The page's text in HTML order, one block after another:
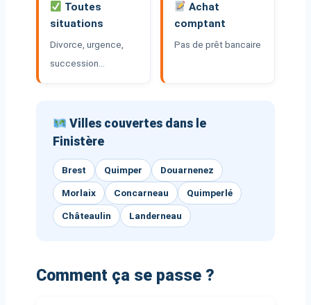
Toutes
situations
Divorce, urgence,
succession…
Achat
comptant
Pas de prêt bancaire
Villes couvertes dans le
Finistère
Brest Quimper Douarnenez
Morlaix Concarneau Quimperlé
Châteaulin Landerneau
Comment ça se passe ?